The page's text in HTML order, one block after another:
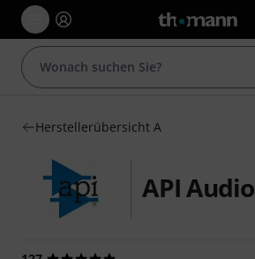
Herstellerübersicht A
API Audio